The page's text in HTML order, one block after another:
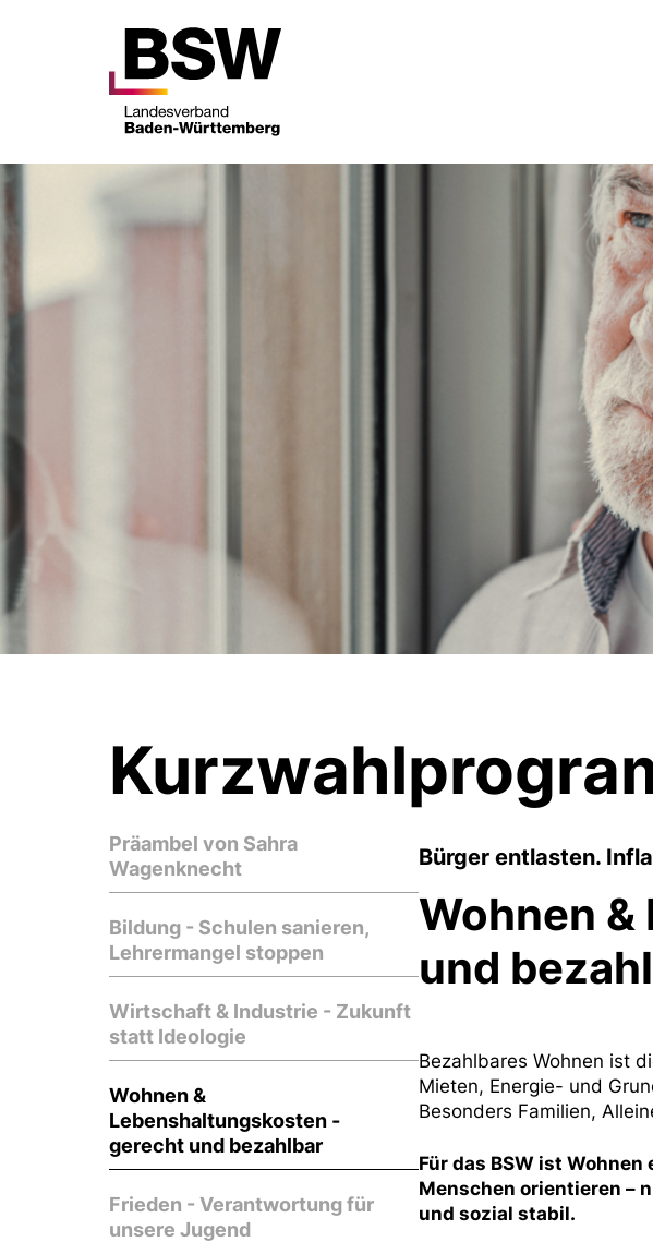
Präambel von Sahra
Wagenknecht
Bildung - Schulen sanieren,
Lehrermangel stoppen
Wirtschaft & Industrie - Zukunft
statt Ideologie
Wohnen &
Lebenshaltungskosten -
gerecht und bezahlbar
Frieden - Verantwortung für
unsere Jugend
Bürger entlasten.
Wohnen
und
Bezahlbares Wohnen ist
Mieten, Energie- und
Besonders Familien,
Für das BSW ist
Menschen orientieren –
und sozial stabil.